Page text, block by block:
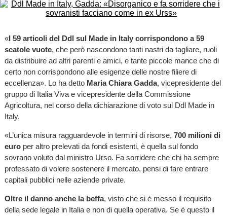
«I 59 articoli del Ddl sul Made in Italy corrispondono a 59
scatole vuote, che però nascondono tanti nastri da tagliare, ruoli
da distribuire ad altri parenti e amici, e tante piccole mance che di
certo non corrispondono alle esigenze delle nostre filiere di
eccellenza». Lo ha detto Maria Chiara Gadda, vicepresidente del
gruppo di Italia Viva e vicepresidente della Commissione
Agricoltura, nel corso della dichiarazione di voto sul Ddl Made in
Italy.
«L’unica misura ragguardevole in termini di risorse, 700 milioni di
europer altro prelevati da fondi esistenti, è quella sul fondo
sovrano voluto dal ministro Urso. Fa sorridere che chi ha sempre
professato di volere sostenere il mercato, pensi di fare entrare
capitali pubblici nelle aziende private.
Oltre il danno anche la beffa, visto che si è messo il requisito
della sede legale in Italia e non di quella operativa. Se è questo il